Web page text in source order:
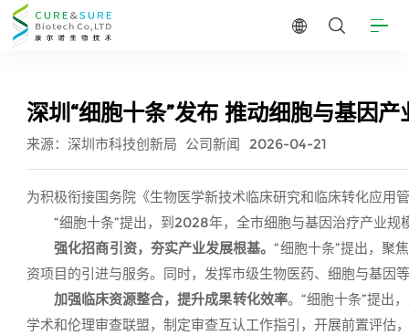
深圳“细胞十条”发布 推动细胞与基因产
来源：深圳市科技创新局 公司新闻 2026-04-21
为积极衔接国务院《生物医学新技术临床研究和临床转化应用
“细胞十条”提出，到2028年，全市细胞与基因治疗产业规
强化招商引资，夯实产业发展根基。“细胞十条”提出，聚
资项目的引进与服务。同时，发挥市级生物医药、细胞与基因
加强临床资源整合，提升成果转化效率。“细胞十条”提出
学术和伦理审查联盟，制定审查互认工作指引，开展前置评估